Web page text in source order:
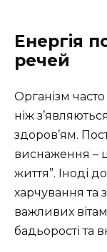
Енергія
речей
Організм
ніж
здоров’ям.
виснаження –
життя”. Іноді
харчування та
важливих
бадьорості та